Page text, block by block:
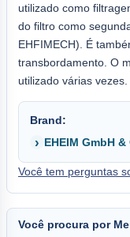
utilizado como
do filtro como
EHFIMECH). É
transbordamento. O
utilizado várias
Brand:
EHEIM GmbH &
Você tem perguntas
Você procura por